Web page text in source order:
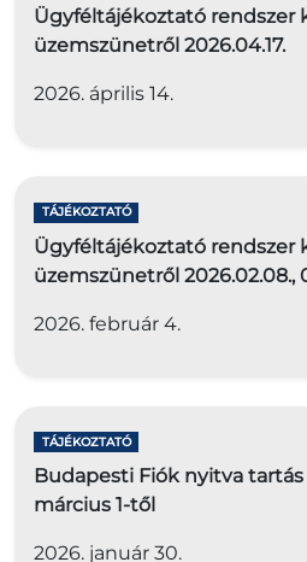
Ügyféltájékoztató rendszer
üzemszünetről 2026.04.17.
2026. április 14.
TÁJÉKOZTATÓ
Ügyféltájékoztató rendszer
üzemszünetről 2026.02.08.,
2026. február 4.
TÁJÉKOZTATÓ
Budapesti Fiók nyitva tartás
március 1-től
2026. január 30.